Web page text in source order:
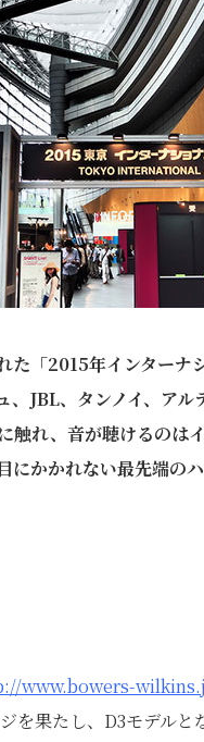
た「2015年インターナ
JBL、タンノイ、ア
触れ、音が聴けるのは
にかかれない最先端の
www.bowers-
を果たし、D3モデル